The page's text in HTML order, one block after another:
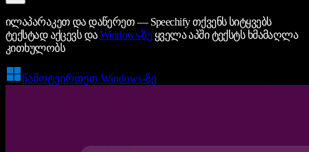
ილაპარაკეთ და დაწერეთ — Speechify თქვენს სიტყვებს
ტექსტად აქცევს დაWindows-ზეყველა აპში ტექსტს ხმამაღლა
კითხულობს
ჩამოტვირთეთ Windows-ზე